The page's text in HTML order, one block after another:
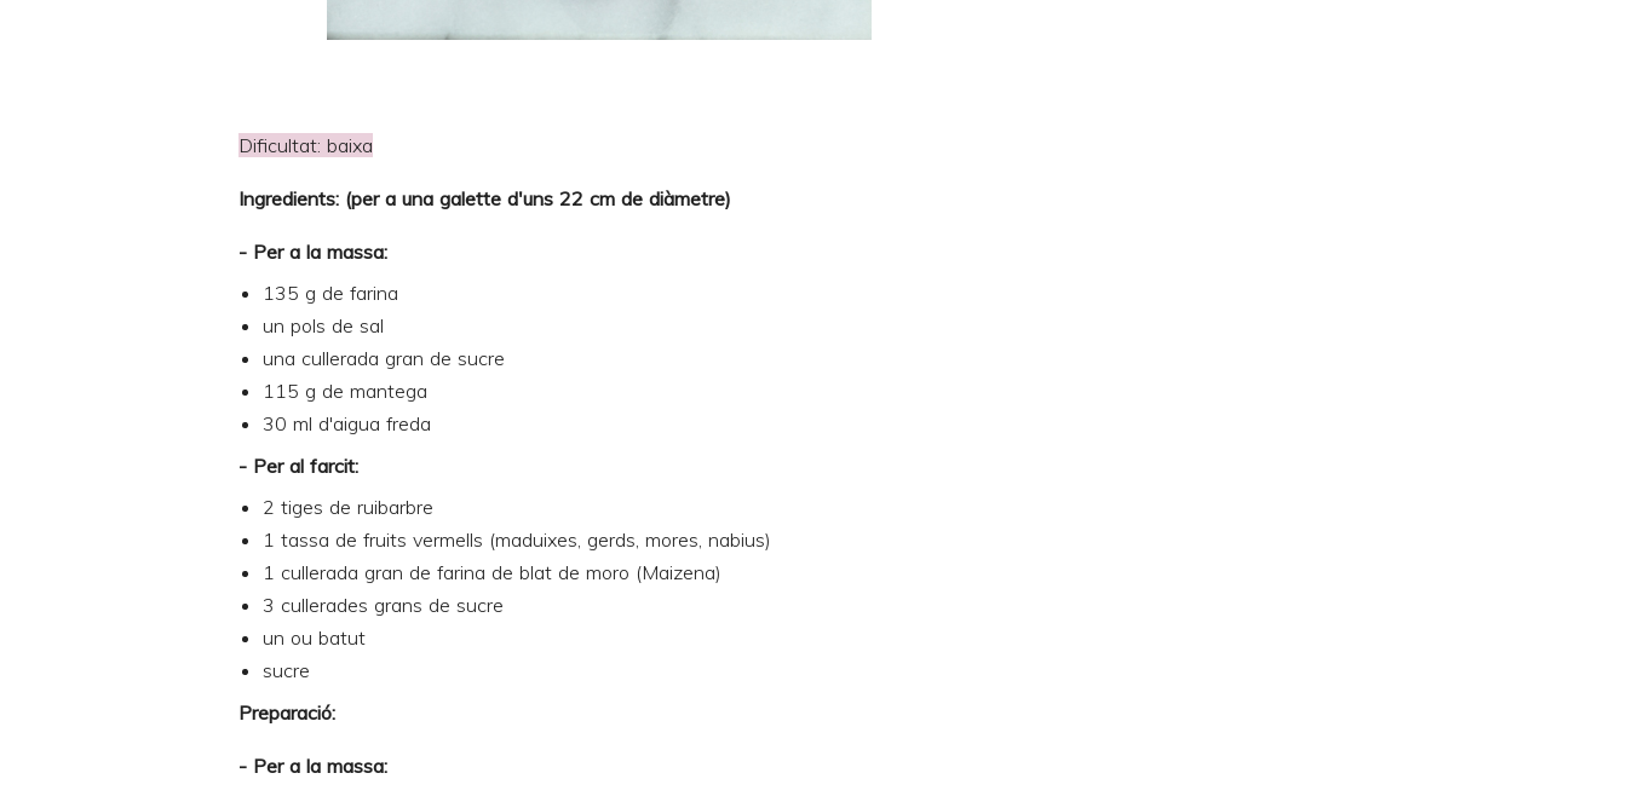
Dificultat: baixa
Ingredients: (per a una galette d'uns 22 cm de diàmetre)
- Per a la massa:
135 g de farina
un pols de sal
una cullerada gran de sucre
115 g de mantega
30 ml d'aigua freda
- Per al farcit:
2 tiges de ruibarbre
1 tassa de fruits vermells (maduixes, gerds, mores, nabius)
1 cullerada gran de farina de blat de moro (Maizena)
3 cullerades grans de sucre
un ou batut
sucre
Preparació:
- Per a la massa: